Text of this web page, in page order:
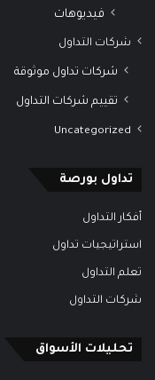
فيديوهات
شركات التداول
شركات تداول موثوقة
تقييم شركات التداول
Uncategorized
تداول بورصة
أفكار التداول
استراتيجيات تداول
تعلم التداول
شركات التداول
تحليلات الأسواق